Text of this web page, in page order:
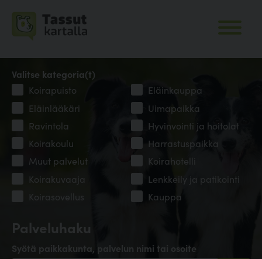
Palveluhaku
Syötä paikkakunta, palvelun nimi tai osoite
Valitse kategoria(t)
Koirapuisto
Eläinkauppa
Eläinlääkäri
Uimapaikka
Ravintola
Hyvinvointi ja hoitolat
Koirakoulu
Harrastuspaikka
Muut palvelut
Koirahotelli
Koirakuvaaja
Lenkkeily ja patikointi
Koirasovellus
Kauppa